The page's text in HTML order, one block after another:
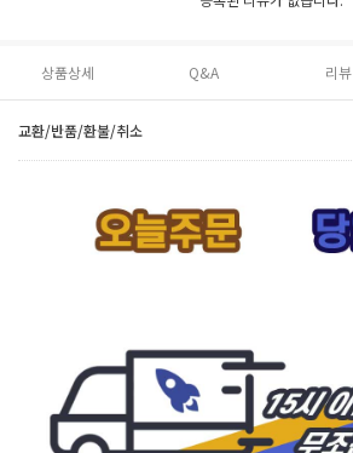
상품상세 Q&A 리뷰
교환/반품/환불/취소